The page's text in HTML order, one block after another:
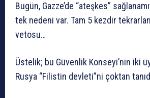
Bugün, Gazze’de “ateşkes”
tek nedeni var. Tam 5 kezdir
vetosu…
Üstelik; bu Güvenlik Konseyi’nin iki
Rusya “Filistin devleti”ni çoktan